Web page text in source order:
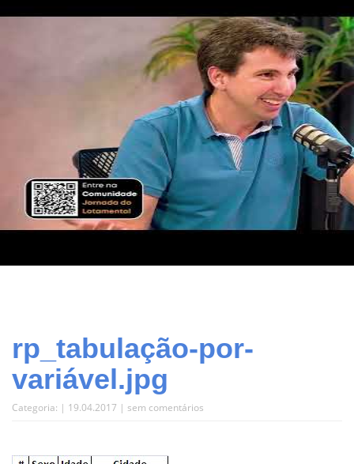
rp_tabulação-por-
variável.jpg
Categoria: | 19.04.2017 | sem comentários